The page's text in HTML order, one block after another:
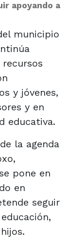
apoyando a
municipio
y jóvenes,
y en
educativa.
la agenda
pone en
en
seguir